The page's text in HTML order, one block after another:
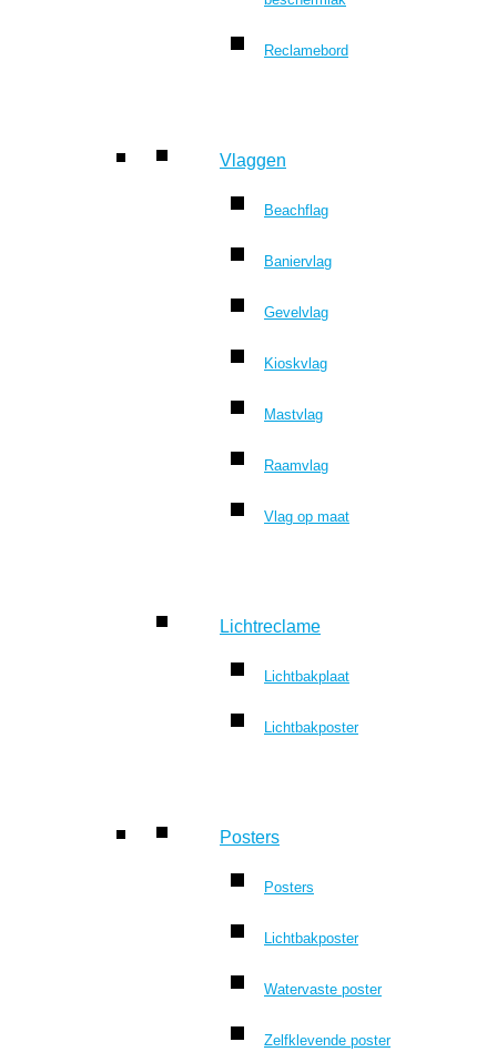
Reclamebord
Vlaggen
Beachflag
Baniervlag
Gevelvlag
Kioskvlag
Mastvlag
Raamvlag
Vlag op maat
Lichtreclame
Lichtbakplaat
Lichtbakposter
Posters
Posters
Lichtbakposter
Watervaste poster
Zelfklevende poster